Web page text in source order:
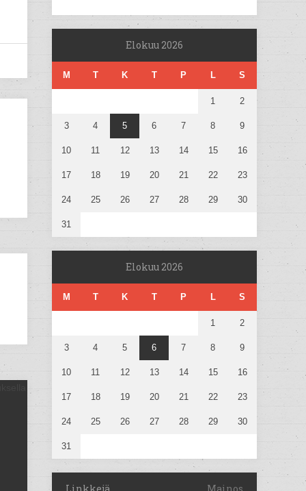
Elokuu 2026
M T K T P L S
1 2
3 4 5 6 7 8 9
10 11 12 13 14 15 16
17 18 19 20 21 22 23
24 25 26 27 28 29 30
31
Elokuu 2026
M T K T P L S
1 2
3 4 5 6 7 8 9
10 11 12 13 14 15 16
17 18 19 20 21 22 23
24 25 26 27 28 29 30
31